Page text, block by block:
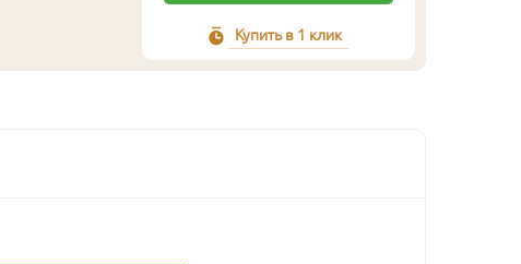
Купить в 1 клик